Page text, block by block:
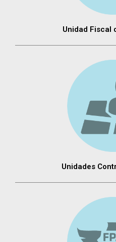
Unidad Fiscal
Unidades